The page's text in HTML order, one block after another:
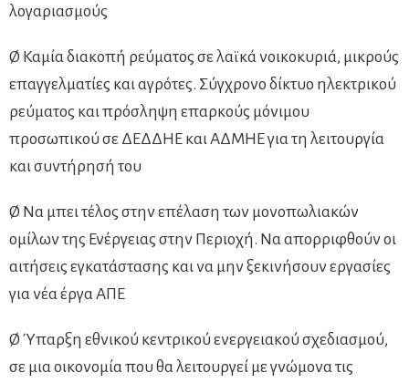
λογαριασμούς
Ø Καμία διακοπή ρεύματος σε λαϊκά νοικοκυριά, μικρούς
επαγγελματίες και αγρότες. Σύγχρονο δίκτυο ηλεκτρικού
ρεύματος και πρόσληψη επαρκούς μόνιμου
προσωπικού σε ΔΕΔΔΗΕ και ΑΔΜΗΕ για τη λειτουργία
και συντήρησή του
Ø Να μπει τέλος στην επέλαση των μονοπωλιακών
ομίλων της Ενέργειας στην Περιοχή. Να απορριφθούν οι
αιτήσεις εγκατάστασης και να μην ξεκινήσουν εργασίες
για νέα έργα ΑΠΕ
Ø Ύπαρξη εθνικού κεντρικού ενεργειακού σχεδιασμού,
σε μια οικονομία που θα λειτουργεί με γνώμονα τις